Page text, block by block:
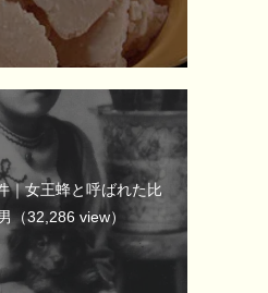
｜女王蜂と呼ばれた比
（32,286 view）